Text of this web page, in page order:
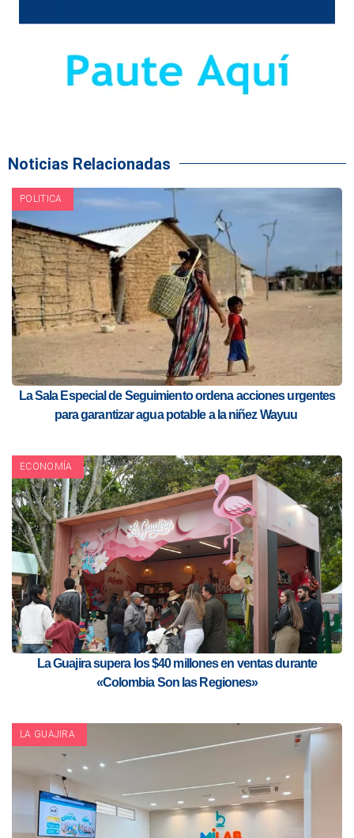
Noticias Relacionadas
POLITICA
La Sala Especial de Seguimiento ordena acciones urgentes
para garantizar agua potable a la niñez Wayuu
ECONOMÍA
La Guajira supera los $40 millones en ventas durante
«Colombia Son las Regiones»
LA GUAJIRA